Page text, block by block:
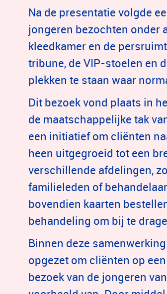
Na de presentatie volgde
jongeren bezochten onder
kleedkamer en de
tribune, de VIP-stoelen en
plekken te staan waar
Dit bezoek vond plaats in
de maatschappelijke tak
een initiatief om cliënten
heen uitgegroeid tot een
verschillende afdelingen,
familieleden of
bovendien kaarten
behandeling om bij te
Binnen deze
opgezet om cliënten op
bezoek van de jongeren